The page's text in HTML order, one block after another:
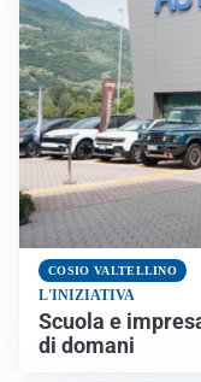
COSIO VALTELLINO
L'INIZIATIVA
Scuola e
di domani